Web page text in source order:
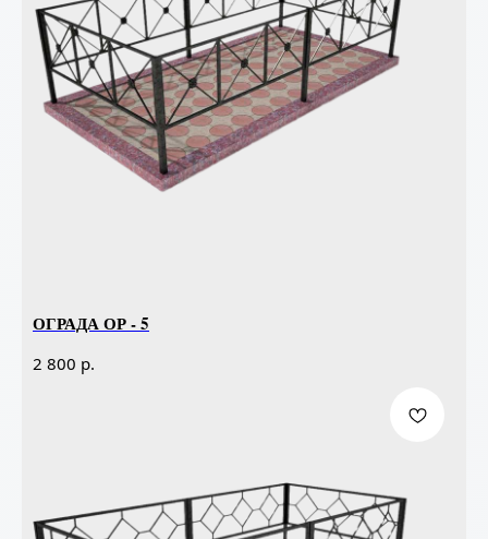
ОГРАДА ОР - 5
2 800 р.